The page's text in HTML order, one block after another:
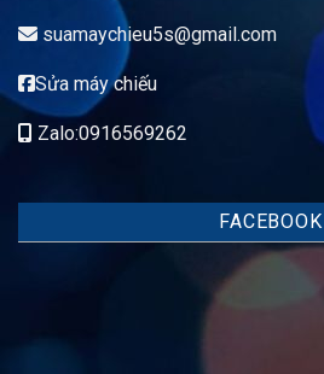
suamaychieu5s@gmail.com
Sửa máy chiếu
Zalo:0916569262
FACEBOOK